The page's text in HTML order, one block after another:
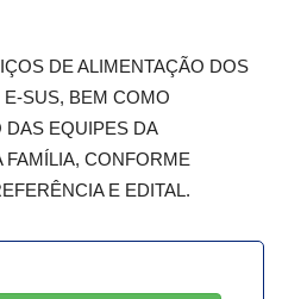
DE ALIMENTAÇÃO DOS
SUS, BEM COMO
DAS EQUIPES DA
FAMÍLIA, CONFORME
E EDITAL.